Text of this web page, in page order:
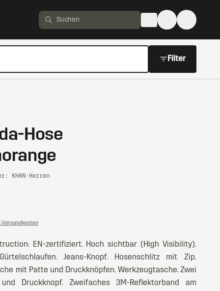
Produkte suchen
Filter
Hose
KHAN · Herren
Versandkosten
EN-zertifiziert. Hoch sichtbar (High Visibility).
Jeans-Knopf. Hosenschlitz mit Zip.
mit Patte und Druckknöpfen. Werkzeugtasche. Zwei
Druckknopf. Zweifaches 3M-Reflektorband am